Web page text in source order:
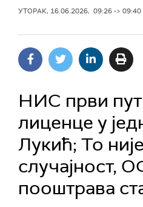
УТОРАК, 16.06.2026, 09:26 -> 09:40
НИС први
лиценце у
Лукић; То
случајност,
пооштрава